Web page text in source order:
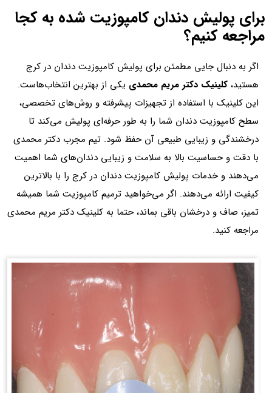
برای پولیش دندان کامپوزیت شده به کجا
مراجعه کنیم؟
اگر به دنبال جایی مطمئن برای پولیش کامپوزیت دندان در کرج
هستید، کلینیک دکتر مریم محمدی یکی از بهترین انتخاب‌هاست.
این کلینیک با استفاده از تجهیزات پیشرفته و روش‌های تخصصی،
سطح کامپوزیت دندان شما را به طور حرفه‌ای پولیش می‌کند تا
درخشندگی و زیبایی طبیعی آن حفظ شود. تیم مجرب دکتر محمدی
با دقت و حساسیت بالا به سلامت و زیبایی دندان‌های شما اهمیت
می‌دهند و خدمات پولیش کامپوزیت دندان در کرج را با بالاترین
کیفیت ارائه می‌دهند. اگر می‌خواهید ترمیم کامپوزیت شما همیشه
تمیز، صاف و درخشان باقی بماند، حتما به کلینیک دکتر مریم محمدی
مراجعه کنید.